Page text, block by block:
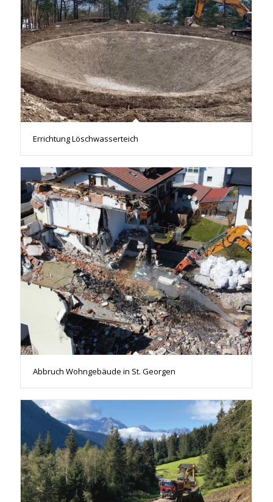
Errichtung Löschwasserteich
Abbruch Wohngebäude in St. Georgen